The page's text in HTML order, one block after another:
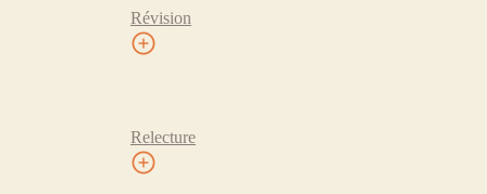
Révision
Relecture